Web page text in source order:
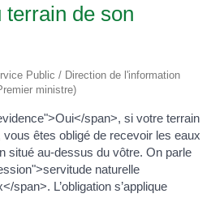
terrain de son
Public / Direction de l'information
ministre)
span>, si votre terrain
êtes obligé de recevoir les eaux
situé au-dessus du vôtre. On parle
naturelle
span>. L’obligation s’applique